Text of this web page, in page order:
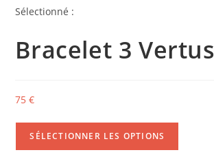
Sélectionné :
Bracelet 3 Vertus
75€
SÉLECTIONNER LES OPTIONS